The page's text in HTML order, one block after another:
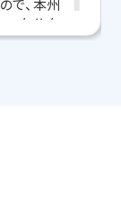
北海道教
で、本州
自分自
います！
苫小牧教